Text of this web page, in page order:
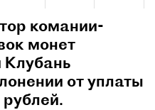
комании-
монет
Клубань
от уплаты